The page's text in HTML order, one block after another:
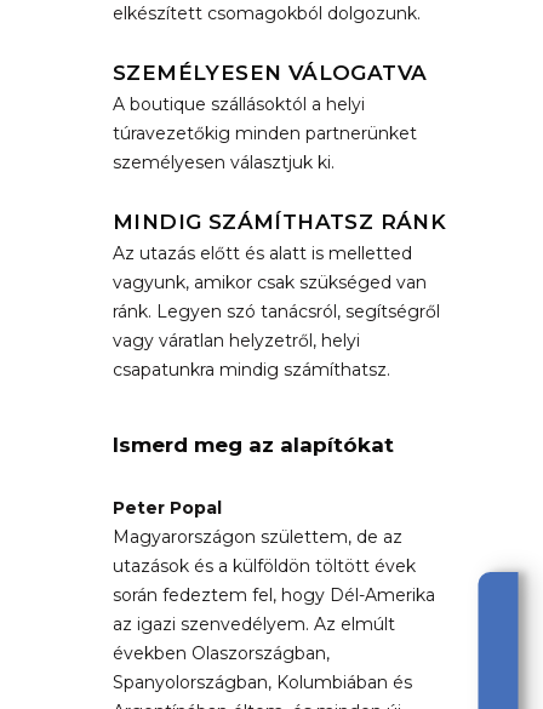
elkészített csomagokból dolgozunk.
SZEMÉLYESEN VÁLOGATVA
A boutique szállásoktól a helyi
túravezetőkig minden partnerünket
személyesen választjuk ki.
MINDIG SZÁMÍTHATSZ RÁNK
Az utazás előtt és alatt is melletted
vagyunk, amikor csak szükséged van
ránk. Legyen szó tanácsról, segítségről
vagy váratlan helyzetről, helyi
csapatunkra mindig számíthatsz.
Ismerd meg az alapítókat
Peter Popal
Magyarországon születtem, de az
utazások és a külföldön töltött évek
során fedeztem fel, hogy Dél-Amerika
az igazi szenvedélyem. Az elmúlt
években Olaszországban,
Spanyolországban, Kolumbiában és